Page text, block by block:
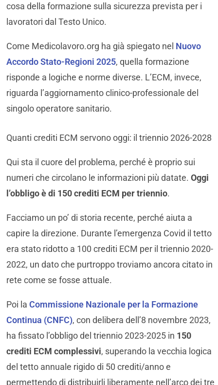
cosa della formazione sulla sicurezza prevista per i
lavoratori dal Testo Unico.
Come Medicolavoro.org ha già spiegato nel Nuovo
Accordo Stato-Regioni 2025, quella formazione
risponde a logiche e norme diverse. L’ECM, invece,
riguarda l’aggiornamento clinico-professionale del
singolo operatore sanitario.
Quanti crediti ECM servono oggi: il triennio 2026-2028
Qui sta il cuore del problema, perché è proprio sui
numeri che circolano le informazioni più datate. Oggi
l’obbligo è di 150 crediti ECM per triennio.
Facciamo un po’ di storia recente, perché aiuta a
capire la direzione. Durante l’emergenza Covid il tetto
era stato ridotto a 100 crediti ECM per il triennio 2020-
2022, un dato che purtroppo troviamo ancora citato in
rete come se fosse attuale.
Poi la Commissione Nazionale per la Formazione
Continua (CNFC), con delibera dell’8 novembre 2023,
ha fissato l’obbligo del triennio 2023-2025 in 150
crediti ECM complessivi, superando la vecchia logica
del tetto annuale rigido di 50 crediti/anno e
permettendo di distribuirli liberamente nell’arco dei tre